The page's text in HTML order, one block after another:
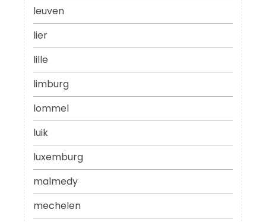
leuven
lier
lille
limburg
lommel
luik
luxemburg
malmedy
mechelen